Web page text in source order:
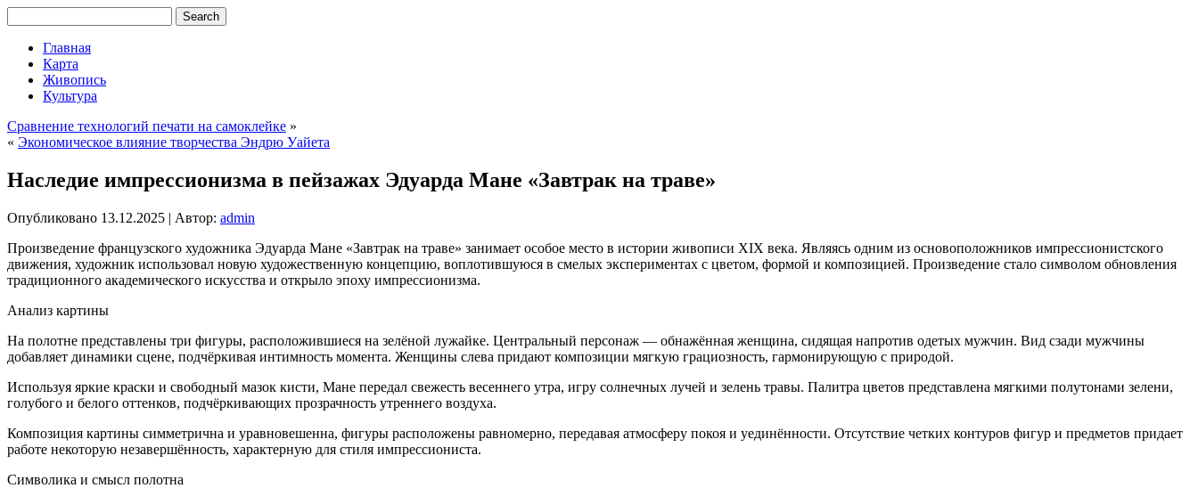
Главная
Карта
Живопись
Культура
Сравнение технологий печати на самоклейке »
« Экономическое влияние творчества Эндрю Уайета
Наследие импрессионизма в пейзажах Эдуарда Мане «Завтрак на траве»
Опубликовано 13.12.2025 | Автор: admin
Произведение французского художника Эдуарда Мане «Завтрак на траве» занимает особое место в истории живописи XIX века. Являясь одним из основоположников импрессионистского
движения, художник использовал новую художественную концепцию, воплотившуюся в смелых экспериментах с цветом, формой и композицией. Произведение стало символом обновления
традиционного академического искусства и открыло эпоху импрессионизма.
Анализ картины
На полотне представлены три фигуры, расположившиеся на зелёной лужайке. Центральный персонаж — обнажённая женщина, сидящая напротив одетых мужчин. Вид сзади мужчины
добавляет динамики сцене, подчёркивая интимность момента. Женщины слева придают композиции мягкую грациозность, гармонирующую с природой.
Используя яркие краски и свободный мазок кисти, Мане передал свежесть весеннего утра, игру солнечных лучей и зелень травы. Палитра цветов представлена мягкими полутонами зелени,
голубого и белого оттенков, подчёркивающих прозрачность утреннего воздуха.
Композиция картины симметрична и уравновешенна, фигуры расположены равномерно, передавая атмосферу покоя и уединённости. Отсутствие четких контуров фигур и предметов придает
работе некоторую незавершённость, характерную для стиля импрессиониста.
Символика и смысл полотна